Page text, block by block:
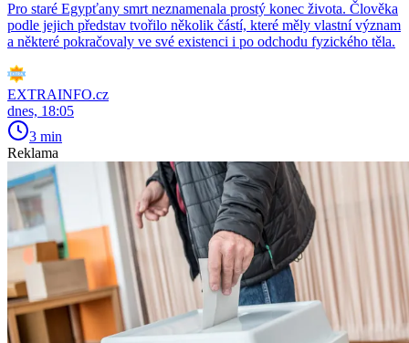
Pro staré Egypťany smrt neznamenala prostý konec života. Člověka
podle jejich představ tvořilo několik částí, které měly vlastní význam
a některé pokračovaly ve své existenci i po odchodu fyzického těla.
EXTRAINFO.cz
dnes, 18:05
3 min
Reklama